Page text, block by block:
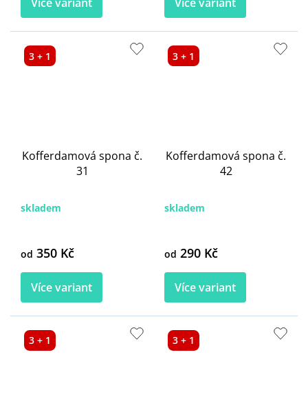
3 + 1
Kofferdamová spona č.
31
skladem
od 350 Kč
Více variant
3 + 1
Kofferdamová spona č.
42
skladem
od 290 Kč
Více variant
3 + 1 3 + 1